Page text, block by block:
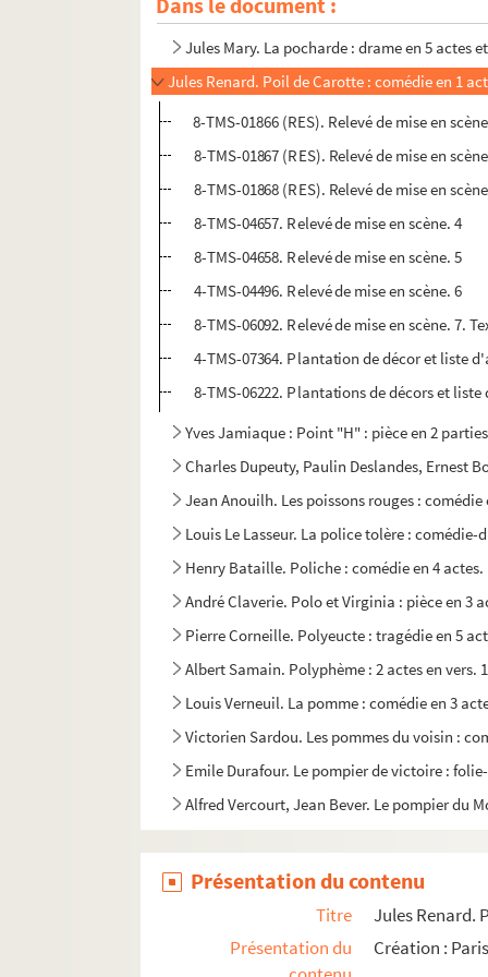
Émile Bergerat. Plus que reine : drame en 5
Jules Mary. La pocharde : drame en 5 actes
Jules Renard. Poil de Carotte : comédie en 1
8-TMS-01866 (RES). Relevé de mise en
8-TMS-01867 (RES). Relevé de mise en
8-TMS-01868 (RES). Relevé de mise en
8-TMS-04657. Relevé de mise en scène. 4
8-TMS-04658. Relevé de mise en scène. 5
4-TMS-04496. Relevé de mise en scène. 6
8-TMS-06092. Relevé de mise en scène. 7.
4-TMS-07364. Plantation de décor et liste
8-TMS-06222. Plantations de décors et liste
Yves Jamiaque : Point "H" : pièce en 2
Charles Dupeuty, Paulin Deslandes, Ernest
Jean Anouilh. Les poissons rouges : comédie
Louis Le Lasseur. La police tolère : comédie-
Henry Bataille. Poliche : comédie en 4 actes.
André Claverie. Polo et Virginia : pièce en 3
Pierre Corneille. Polyeucte : tragédie en 5
Albert Samain. Polyphème : 2 actes en vers.
Louis Verneuil. La pomme : comédie en 3
Victorien Sardou. Les pommes du voisin :
Emile Durafour. Le pompier de victoire :
Alfred Vercourt, Jean Bever. Le pompier du
Octave Mirbeau. Le portefeuille : comédie en
Pierre Sauvil et Eric Assous. Le portefeuille.
Alexandre Fontanes. Le porteur aux Halles
Présentation du contenu
Titre
Jules Renard.
Présentation du
Création :